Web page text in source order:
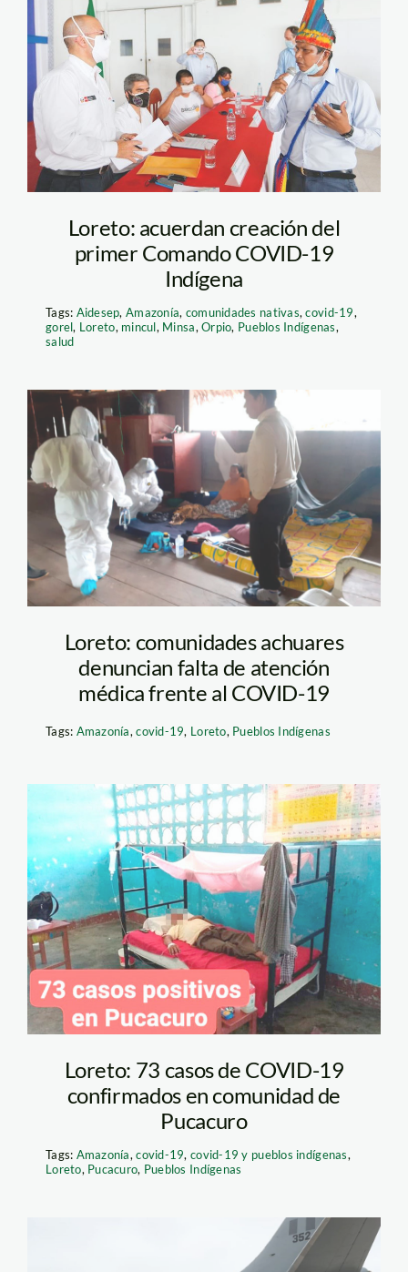
comandocovidloreto
Loreto: acuerdan creación del
primer Comando COVID-19
Indígena
Tags: Aidesep,Amazonía, comunidades nativas,covid-19,
gorel, Loreto, mincul, Minsa,Orpio, Pueblos Indígenas,
salud
Pucacuro
Loreto: comunidades achuares
denuncian falta de atención
médica frente al COVID-19
Tags: Amazonía,covid-19, Loreto, Pueblos Indígenas
pucacuro—la-region—
loreto
Loreto: 73 casos de COVID-19
confirmados en comunidad de
Pucacuro
Tags: Amazonía,covid-19,covid-19 y pueblos indígenas,
Loreto, Pucacuro, Pueblos Indígenas